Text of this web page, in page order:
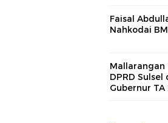
Faisal
Nahkodai
Mallarangan
DPRD Sulsel
Gubernur TA